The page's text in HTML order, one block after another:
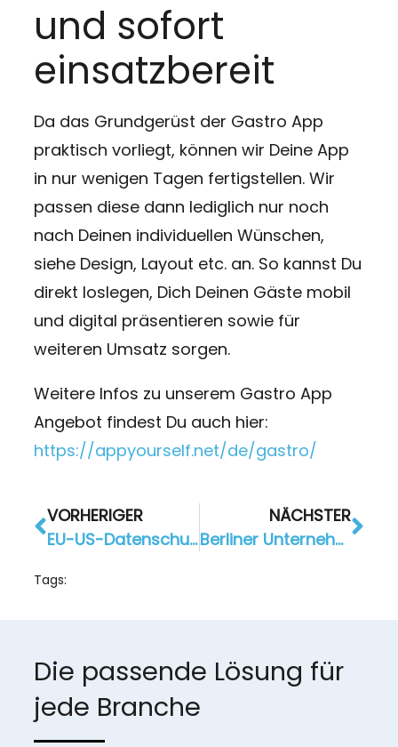
und sofort
einsatzbereit
Da das Grundgerüst der Gastro App
praktisch vorliegt, können wir Deine App
in nur wenigen Tagen fertigstellen. Wir
passen diese dann lediglich nur noch
nach Deinen individuellen Wünschen,
siehe Design, Layout etc. an. So kannst Du
direkt loslegen, Dich Deinen Gäste mobil
und digital präsentieren sowie für
weiteren Umsatz sorgen.
Weitere Infos zu unserem Gastro App
Angebot findest Du auch hier:
https://appyourself.net/de/gastro/
VORHERIGER
EU-US-Datenschutzvereinbarung: EuGH erklärt Abkommen für ungültig
NÄCHSTER
Berliner Unternehmen unterstützt Gastronomen mit kostenloser App
Tags:
Die passende Lösung für
jede Branche